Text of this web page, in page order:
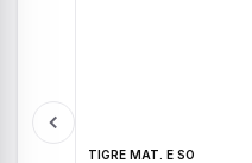
TIGRE MAT. E SO